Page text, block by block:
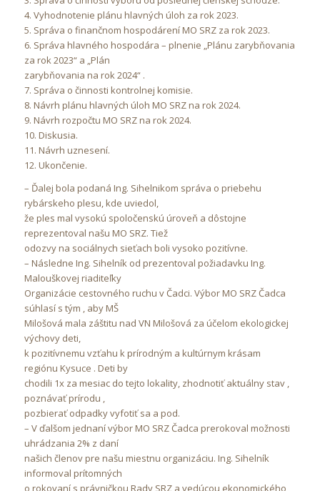
4. Vyhodnotenie plánu hlavných úloh za rok 2023.
5. Správa o finančnom hospodárení MO SRZ za rok 2023.
6. Správa hlavného hospodára – plnenie „Plánu zarybňovania
za rok 2023“ a „Plán
zarybňovania na rok 2024“ .
7. Správa o činnosti kontrolnej komisie.
8. Návrh plánu hlavných úloh MO SRZ na rok 2024.
9. Návrh rozpočtu MO SRZ na rok 2024.
10. Diskusia.
11. Návrh uznesení.
12. Ukončenie.
– Ďalej bola podaná Ing. Sihelnikom správa o priebehu
rybárskeho plesu, kde uviedol,
že ples mal vysokú spoločenskú úroveň a dôstojne
reprezentoval našu MO SRZ. Tiež
odozvy na sociálnych sieťach boli vysoko pozitívne.
– Následne Ing. Sihelník od prezentoval požiadavku Ing.
Malouškovej riaditeľky
Organizácie cestovného ruchu v Čadci. Výbor MO SRZ Čadca
súhlasí s tým , aby MŠ
Milošová mala záštitu nad VN Milošová za účelom ekologickej
výchovy deti,
k pozitívnemu vzťahu k prírodným a kultúrnym krásam
regiónu Kysuce . Deti by
chodili 1x za mesiac do tejto lokality, zhodnotiť aktuálny stav ,
poznávať prírodu ,
pozbierať odpadky vyfotiť sa a pod.
– V ďalšom jednaní výbor MO SRZ Čadca prerokoval možnosti
uhrádzania 2% z daní
našich členov pre našu miestnu organizáciu. Ing. Sihelník
informoval prítomných
o rokovaní s právničkou Rady SRZ a vedúcou ekonomického